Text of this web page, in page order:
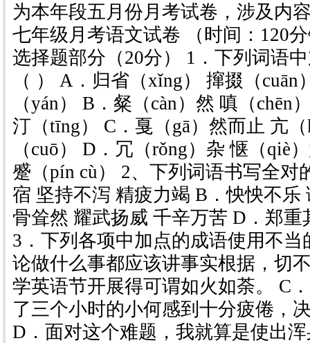
为本年段五月份月考试卷，涉及内
七年级月考语文试卷 （时间：120
选择题部分（20分） 1．下列词语
（ ） A．归省（xǐng） 撺掇（
（yán） B．粲（càn）然 嗔（chēn
汀（tīng） C．戛（gā）然而止 亢
（cuō） D．冗（rǒng）杂 惬（qiè
蹙（pín cù） 2、下列词语书写全对
宿 坚持不泻 精疲力竭 B．怏怏不乐
骨耸然 耀武扬威 千辛万苦 D．郑
3．下列各项中加点的成语使用不
论做什么事都应该讲事实根据，切
学英语节开展得可谓如火如荼。 C
了三个小时的小何感到十分疲倦，
D．面对这个难题，我就算是使出